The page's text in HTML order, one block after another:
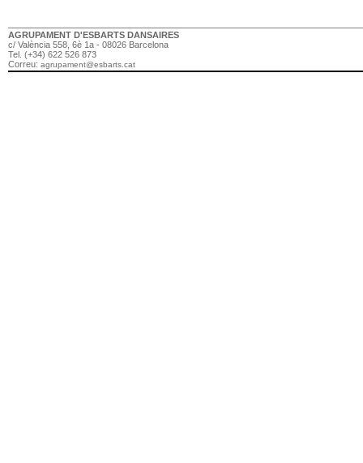
AGRUPAMENT D'ESBARTS DANSAIRES
c/ València 558, 6è 1a - 08026 Barcelona
Tel. (+34) 622 526 873
Correu: agrupament@esbarts.cat